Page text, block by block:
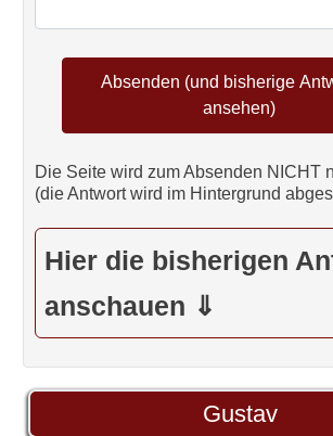
Die Seite wird zum Absenden NICHT
(die Antwort wird im Hintergrund
Hier die bisherigen
anschauen ⇓
Gustav